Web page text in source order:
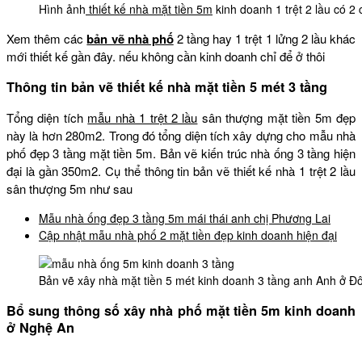
Hình ảnh thiết kế nhà mặt tiền 5m kinh doanh 1 trệt 2 lầu có 2
Xem thêm cácbản vẽ nhà phố2 tầng hay 1 trệt 1 lửng 2 lầu khác
mới thiết kế gần đây. nếu không cần kinh doanh chỉ để ở thôi
Thông tin bản vẽ thiết kế nhà mặt tiền 5 mét 3 tầng
Tổng diện tích mẫu nhà 1 trệt 2 lầu sân thượng mặt tiền 5m đẹp
này là hơn 280m2. Trong đó tổng diện tích xây dựng cho mẫu nhà
phố đẹp 3 tầng mặt tiền 5m. Bản vẽ kiến trúc nhà ống 3 tầng hiện
đại là gần 350m2. Cụ thể thông tin bản vẽ thiết kế nhà 1 trệt 2 lầu
sân thượng 5m như sau
Mẫu nhà ống đẹp 3 tầng 5m mái thái anh chị Phương Lai
Cập nhật mẫu nhà phố 2 mặt tiền đẹp kinh doanh hiện đại
Bản vẽ xây nhà mặt tiền 5 mét kinh doanh 3 tầng anh Anh ở
Bổ sung thông số xây nhà phố mặt tiền 5m kinh doanh
ở Nghệ An